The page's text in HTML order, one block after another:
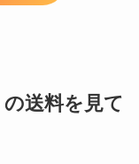
の送料を見て